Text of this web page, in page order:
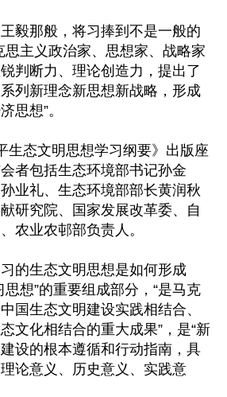
毅那般，将习捧到不是一般的
思主义政治家、思想家、战略家
判断力、理论创造力，提出了
列新理念新思想新战略，形成
思想”。
生态文明思想学习纲要》出版座
者包括生态环境部书记孙金
业礼、生态环境部部长黄润秋
研究院、国家发展改革委、自
农业农邨部负责人。
的生态文明思想是如何形成
思想”的重要组成部分，“是马克
国生态文明建设实践相结合、
文化相结合的重大成果”，是“新
设的根本遵循和行动指南，具
论意义、历史意义、实践意